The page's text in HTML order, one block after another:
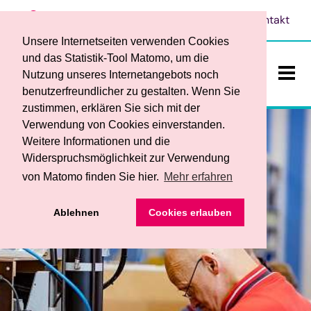
Unsere Internetseiten verwenden Cookies
und das Statistik-Tool Matomo, um die
Nutzung unseres Internetangebots noch
benutzerfreundlicher zu gestalten. Wenn Sie
zustimmen, erklären Sie sich mit der
Verwendung von Cookies einverstanden.
Weitere Informationen und die
Widerspruchsmöglichkeit zur Verwendung
von Matomo finden Sie hier. Mehr erfahren
Ablehnen Cookies erlauben
Kontakt
Das sind wir
• Ansprechpersonen
• Service
• Förderverein
Teilhabe und Bildung
• Begleitender Dienst
• Berufsbildungsbereich
Dienstleistungen / Produkte
• Ihre Vorteile